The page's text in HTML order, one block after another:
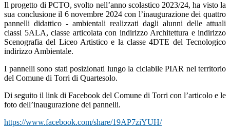
Il progetto di PCTO, svolto nell’anno scolastico 2023/24, ha visto la
sua conclusione il 6 novembre 2024 con l’inaugurazione dei quattro
pannelli didattico - ambientali realizzati dagli alunni delle attuali
classi 5ALA, classe articolata con indirizzo Architettura e indirizzo
Scenografia del Liceo Artistico e la classe 4DTE del Tecnologico
indirizzo Ambientale.
I pannelli sono stati posizionati lungo la ciclabile PIAR nel territorio
del Comune di Torri di Quartesolo.
Di seguito il link di Facebook del Comune di Torri con l’articolo e le
foto dell’inaugurazione dei pannelli.
https://www.facebook.com/share/19AP7ziYUH/